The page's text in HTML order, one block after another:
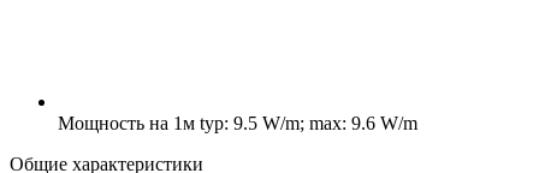
Мощность на 1м typ: 9.5 W/m; max: 9.6 W/m
Общие характеристики